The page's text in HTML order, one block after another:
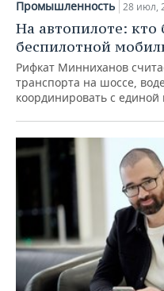
Промышленность 28 июл,
На автопилоте: кто
беспилотной
Рифкат Минниханов
транспорта на шоссе,
координировать с